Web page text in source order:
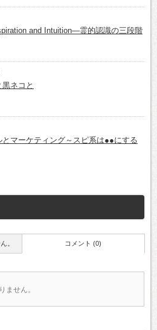
and Intuition―霊的認識の三段階
ネコと
とマーケティング～スピ系は●●にする
。 コメント (0)
ません。